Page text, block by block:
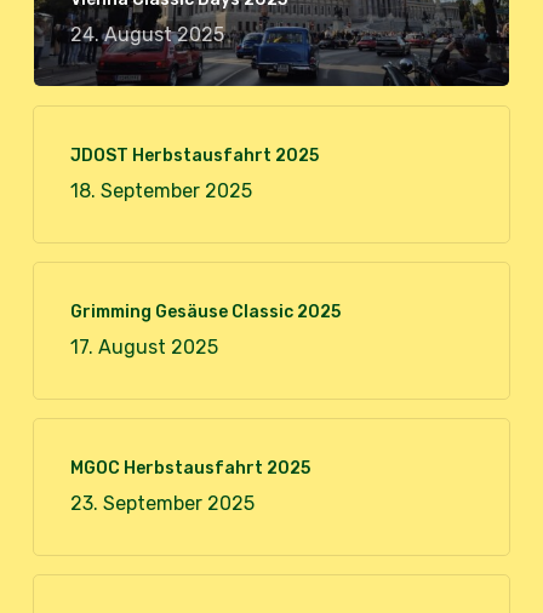
24. August 2025
JDOST Herbstausfahrt 2025
18. September 2025
Grimming Gesäuse Classic 2025
17. August 2025
MGOC Herbstausfahrt 2025
23. September 2025